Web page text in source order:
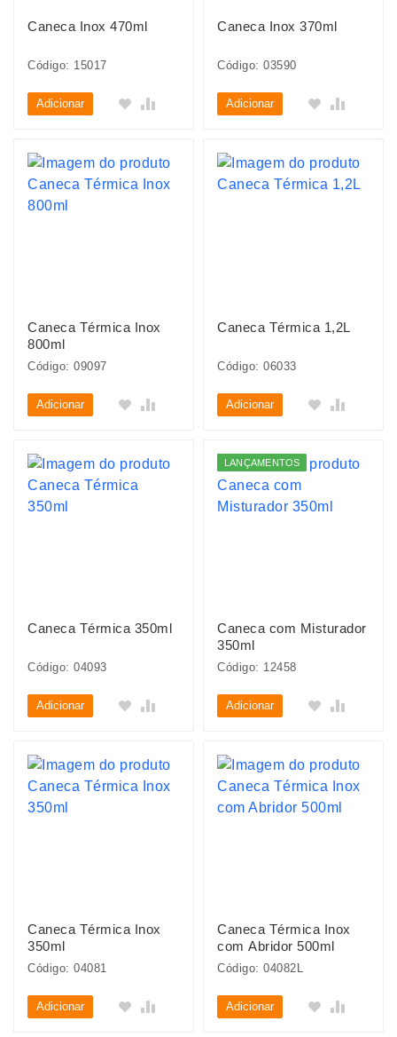
Caneca Inox 470ml
Código: 15017
Adicionar
Caneca Inox 370ml
Código: 03590
Adicionar
Caneca Térmica Inox
800ml
Código: 09097
Adicionar
Caneca Térmica 1,2L
Código: 06033
Adicionar
Caneca Térmica 350ml
Código: 04093
Adicionar
LANÇAMENTOS
Caneca com Misturador
350ml
Código: 12458
Adicionar
Caneca Térmica Inox
350ml
Código: 04081
Adicionar
Caneca Térmica Inox
com Abridor 500ml
Código: 04082L
Adicionar